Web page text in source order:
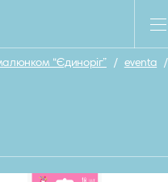
“Єдиноріг” / eventa /